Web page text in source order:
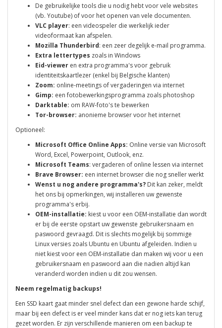
De gebruikelijke tools die u nodig hebt voor vele websites
(vb. Youtube) of voor het openen van vele documenten.
VLC player: een videospeler die werkelijk ieder
videoformaat kan afspelen.
Mozilla Thunderbird: een zeer degelijk e-mail programma.
Extra lettertypes zoals in Windows
Eid-viewer en extra programma's voor gebruik
identiteitskaartlezer (enkel bij Belgische klanten)
Zoom: online-meetings of vergaderingen via internet
Gimp: een fotobewerkingsprogramma zoals photoshop
Darktable: om RAW-foto's te bewerken
Tor-browser: anonieme browser voor het internet
Optioneel:
Microsoft Office Online Apps: Online versie van Microsoft
Word, Excel, Powerpoint, Outlook, enz.
Microsoft Teams: vergaderen of online lessen via internet
Brave Browser: een internet browser die nog sneller werkt
Wenst u nog andere programma's? Dit kan zeker, meldt
het ons bij opmerkingen, wij installeren uw gewenste
programma's erbij.
OEM-installatie: kiest u voor een OEM-installatie dan wordt
er bij de eerste opstart uw gewenste gebruikersnaam en
paswoord gevraagd. Dit is slechts mogelijk bij sommige
Linux versies zoals Ubuntu en Ubuntu afgeleiden. Indien u
niet kiest voor een OEM-installatie dan maken wij voor u een
gebruikersnaam en paswoord aan die nadien altijd kan
veranderd worden indien u dit zou wensen.
Neem regelmatig backups!
Een SSD kaart gaat minder snel defect dan een gewone harde schijf,
maar bij een defect is er veel minder kans dat er nog iets kan terug
gezet worden. Er zijn verschillende manieren om een backup te